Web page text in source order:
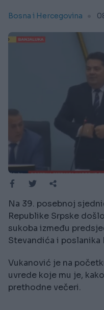
Bosna i Hercegovina
Na 39. posebnoj
Republike Srpske
sukoba između
Stevandića i poslanika
Vukanović je na
uvrede koje mu je,
prethodne večeri.